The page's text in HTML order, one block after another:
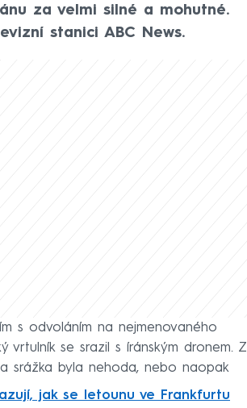
za velmi silné a mohutné.
stanici ABC News.
s odvoláním na nejmenovaného
vrtulník se srazil s íránským dronem. Z
srážka byla nehoda, nebo naopak
jak se letounu ve Frankfurtu